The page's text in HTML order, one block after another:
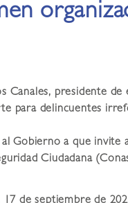
Canales, presidente
para delincuentes
al Gobierno a que invite
Ciudadana